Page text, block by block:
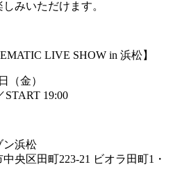
みいただけます。
LIVE SHOW in 浜松】
（金）
19:00
浜松
区田町223-21 ビオラ田町1・